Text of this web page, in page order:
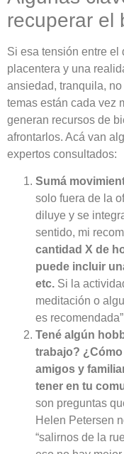
recuperar el
Si esa tensión entre el
placentera y una
ansiedad, tranquila,
temas están cada vez
generan recursos de
afrontarlos. Acá van
expertos consultados:
Sumá
solo fuera de la
diluye y se
sentido, mi
cantidad X de
puede incluir
etc. Si la
meditación o
es
Tené algún
trabajo?
amigos y
tener en tu
son preguntas
Helen Petersen
“salirnos de la